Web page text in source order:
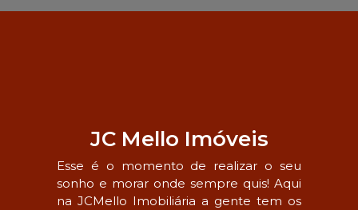
JC Mello Imóveis
Esse é o momento de realizar o seu
sonho e morar onde sempre quis! Aqui
na JCMello Imobiliária a gente tem os